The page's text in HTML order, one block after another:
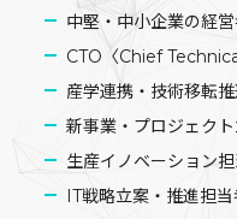
中堅・中小企業の経
CTO〈Chief
産学連携・技術移転
新事業・プロジェク
生産イノベーション
IT戦略立案・推進担当